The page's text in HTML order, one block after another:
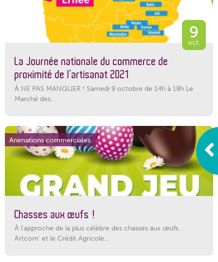
9
oct.
La Journée nationale du commerce de
proximité de l’artisanat 2021
À NE PAS MANQUER ! Samedi 9 octobre de 14h à 18h Le
Marché des...
Animations commerciales
Chasses aux œufs !
À l'approche de la plus célèbre des chasses aux œufs,
Artcom’ et le Crédit Agricole...